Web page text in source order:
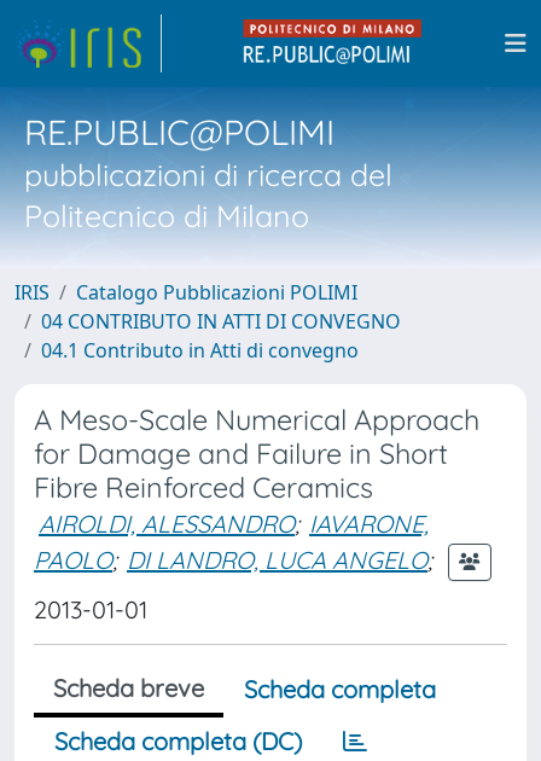
RE.PUBLIC@POLIMI
pubblicazioni di ricerca del
Politecnico di Milano
IRIS
Catalogo Pubblicazioni POLIMI
04 CONTRIBUTO IN ATTI DI CONVEGNO
04.1 Contributo in Atti di convegno
A Meso-Scale Numerical Approach
for Damage and Failure in Short
Fibre Reinforced Ceramics
AIROLDI, ALESSANDRO; IAVARONE,
PAOLO; DI LANDRO, LUCA ANGELO;
2013-01-01
Scheda breve
Scheda completa
Scheda completa (DC)